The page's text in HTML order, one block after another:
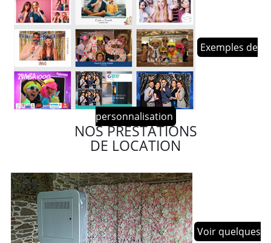
Exemples de
personnalisation
NOS PRESTATIONS
DE LOCATION
Voir quelques